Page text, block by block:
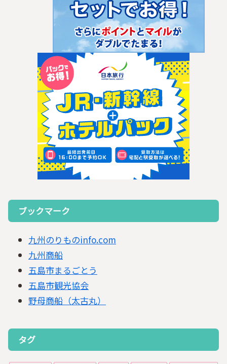
ブックマーク
九州のりものinfo.com
九州商船
五島市まるごとう
五島市観光協会
野母商船（太古丸）
タグ